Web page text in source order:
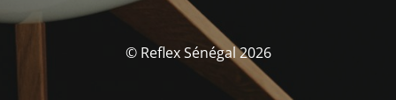
© Reflex Sénégal 2026